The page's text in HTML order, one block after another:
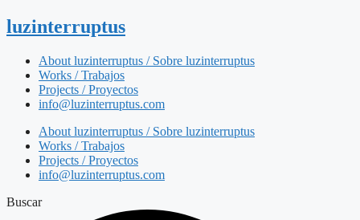
luzinterruptus
About luzinterruptus / Sobre luzinterruptus
Works / Trabajos
Projects / Proyectos
info@luzinterruptus.com
About luzinterruptus / Sobre luzinterruptus
Works / Trabajos
Projects / Proyectos
info@luzinterruptus.com
Buscar